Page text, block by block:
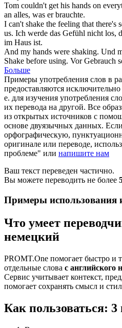
Tom couldn't get his hands on
an alles, was er brauchte.
I can't shake the feeling that there's
us. Ich werde das Gefühl nicht los,
im Haus ist.
And my hands were shaking. Und
Shake before using. Vor Gebrauch
Больше
Примеры употребления слов в
предоставляются
е. для изучения употребления
их перевода на другой. Все
из открытых источников с
основе двуязычных данных.
орфографическую,
оригинале или переводе,
проблеме" или напишите нам
Ваш текст переведен частично.
Вы можете переводить не более
Примеры использования
Что умеет
немецкий
PROMT.One помогает быстро и
отдельные слова с английского
Сервис учитывает контекст,
помогает сохранять смысл и
Как пользоваться: